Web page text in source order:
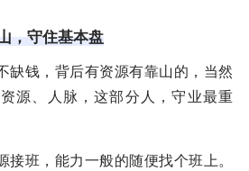
，守住基本盘
缺钱，背后有资源有靠山的，当然
源、人脉，这部分人，守业最重
接班，能力一般的随便找个班上。